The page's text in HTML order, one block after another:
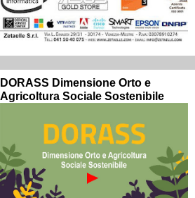
DORASS Dimensione Orto e
Agricoltura Sociale Sostenibile